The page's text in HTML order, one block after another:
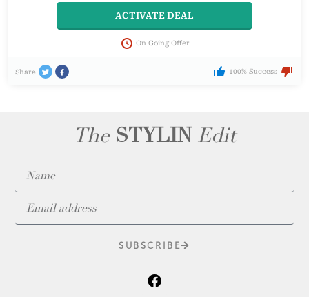
ACTIVATE DEAL
On Going Offer
Share 100% Success
The STYLIN Edit
SUBSCRIBE